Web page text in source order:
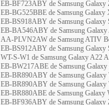
EB-BF723ABY de Samsung Galaxy
EB-BG525BBE de Samsung Galaxy
EB-BS918ABY de Samsung Galaxy
EB-BA546ABY de Samsung Galaxy
AA-PLVN2AW de Samsung ATIV
EB-BS912ABY de Samsung Galaxy
WT-S-W1 de Samsung Galaxy A22
EB-BW217ABE de Samsung Galaxy
EB-BR890ABY de Samsung
EB-BR890ABY de Samsung Galaxy
EB-BR880ABE de Samsung Galaxy
EB-BF936ABY de Samsung Galaxy